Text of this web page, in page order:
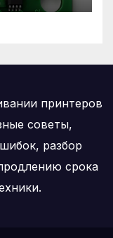
принтеров
советы,
разбор
срока